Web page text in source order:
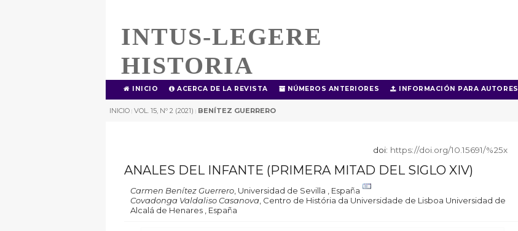
INTUS-LEGERE
HISTORIA
INICIO ACERCA DE LA REVISTA NÚMEROS ANTERIORES INFORMACIÓN PARA AUTORES
INICIO | VOL. 15, Nº 2 (2021) | BENÍTEZ GUERRERO
doi: https://doi.org/10.15691/%25x
ANALES DEL INFANTE (PRIMERA MITAD DEL SIGLO XIV)
Carmen Benítez Guerrero, Universidad de Sevilla , España
Covadonga Valdaliso Casanova, Centro de História da Universidade de Lisboa Universidad de
Alcalá de Henares , España